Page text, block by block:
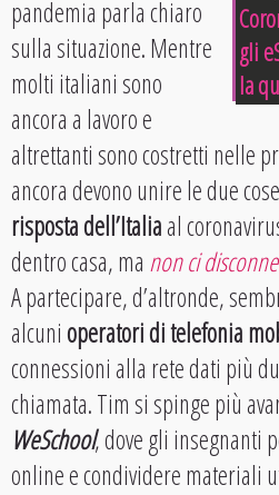
gli
la
pandemia parla chiaro
sulla situazione. Mentre
molti italiani sono
ancora a lavoro e
altrettanti sono costretti nelle
ancora devono unire le due
risposta dell’Italiaal
dentro casa, ma non ci
A partecipare, d’altronde,
alcunioperatori di telefonia
connessioni alla rete dati più
chiamata. Tim si spinge più
WeSchool, dove gli insegnanti
online e condividere materiali